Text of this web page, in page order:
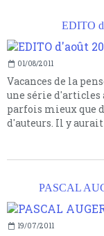
EDITO
01/08/2011
Vacances de la
une série d'articles
parfois mieux que
d'auteurs. Il y
PASCAL
19/07/2011